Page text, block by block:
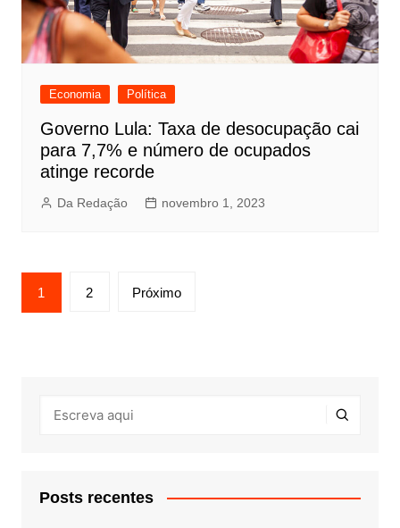
Economia Política
Governo Lula: Taxa de desocupação cai
para 7,7% e número de ocupados
atinge recorde
Da Redação novembro 1, 2023
Paginação
de
1 2 Próximo
Posts recentes